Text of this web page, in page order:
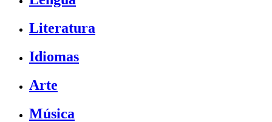
Literatura
Idiomas
Arte
Música